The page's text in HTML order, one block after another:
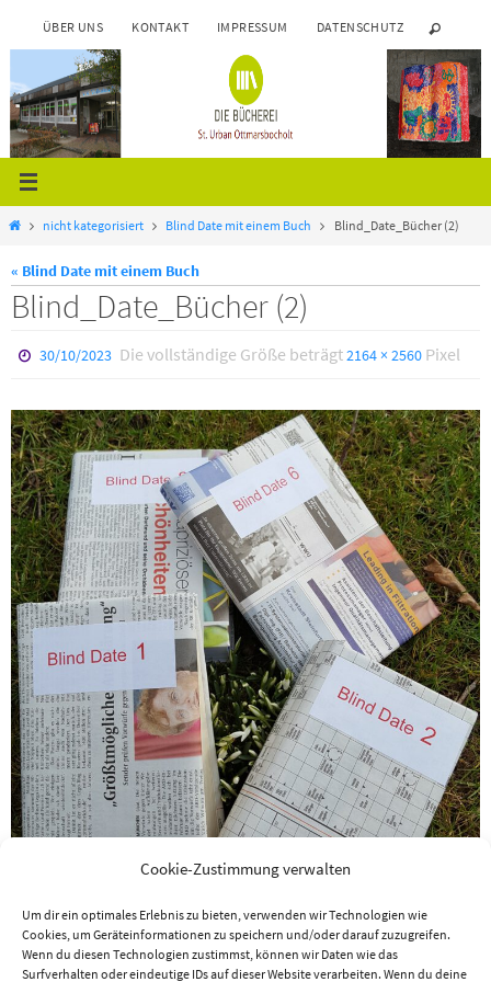
Cookie-Zustimmung verwalten
Um dir ein optimales Erlebnis zu bieten, verwenden wir Technologien wie
Cookies, um Geräteinformationen zu speichern und/oder darauf zuzugreifen.
Wenn du diesen Technologien zustimmst, können wir Daten wie das
Surfverhalten oder eindeutige IDs auf dieser Website verarbeiten. Wenn du deine
Inhalt
springen
ÜBER UNS KONTAKT IMPRESSUM DATENSCHUTZ
Startnicht kategorisiert Blind Date mit einem Buch Blind_Date_Bücher (2)
« Blind Date mit einem Buch
Blind_Date_Bücher (2)
30/10/2023 Die vollständige Größe beträgt2164 × 2560 Pixel